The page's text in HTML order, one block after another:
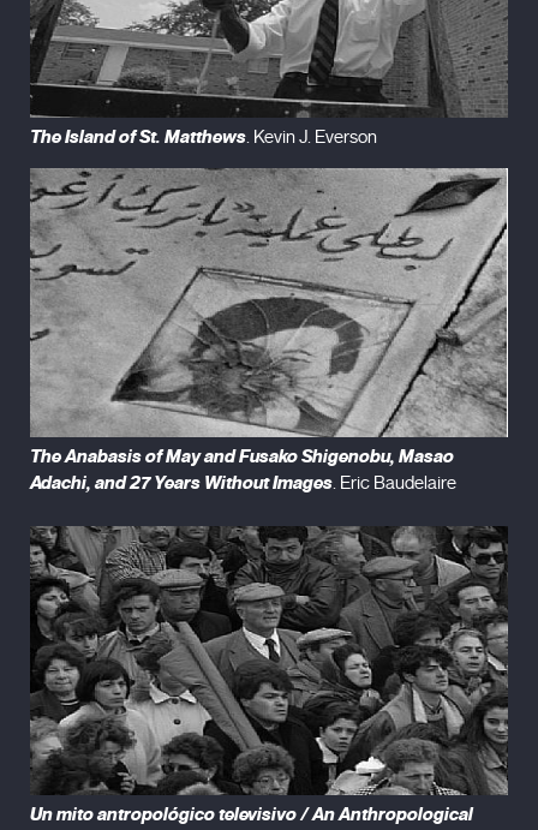
The Island of St. Matthews. Kevin J. Everson
The Anabasis of May and Fusako Shigenobu, Masao
Adachi, and 27 Years Without Images. Eric Baudelaire
Un mito antropológico televisivo / An Anthropological